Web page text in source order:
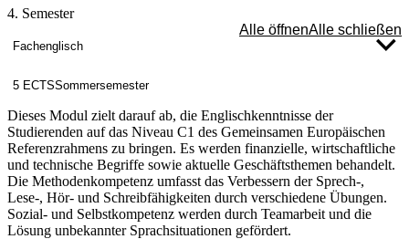
4. Semester
Alle öffnenAlle schließen
Fachenglisch
5 ECTSSommersemester
Dieses Modul zielt darauf ab, die Englischkenntnisse der
Studierenden auf das Niveau C1 des Gemeinsamen Europäischen
Referenzrahmens zu bringen. Es werden finanzielle, wirtschaftliche
und technische Begriffe sowie aktuelle Geschäftsthemen behandelt.
Die Methodenkompetenz umfasst das Verbessern der Sprech-,
Lese-, Hör- und Schreibfähigkeiten durch verschiedene Übungen.
Sozial- und Selbstkompetenz werden durch Teamarbeit und die
Lösung unbekannter Sprachsituationen gefördert.